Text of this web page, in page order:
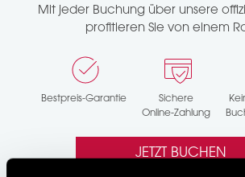
Mit jeder Buchung über unsere
profitieren Sie von einem
Bestpreis-Garantie
Sichere
Online-Zahlung
JETZT BUCHEN